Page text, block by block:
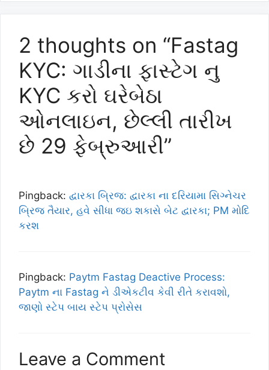
2 thoughts on “Fastag
KYC: ગાડીના ફાસ્ટેગ નુ
KYC કરો ઘરેબેઠા
ઓનલાઇન, છેલ્લી તારીખ
છે 29 ફેબ્રુઆરી”
Pingback: દ્વારકા બ્રિજ: દ્વારકા ના દરિયામા સિગ્નેચર
બ્રિજ તૈયાર, હવે સીધા જઇ શકાસે બેટ દ્વારકા; PM મોદિ
કરશ
Pingback: Paytm Fastag Deactive Process:
Paytm ના Fastag ને ડીએકટીવ કેવી રીતે કરાવશો,
જાણો સ્ટેપ બાય સ્ટેપ પ્રોસેસ
Leave a Comment